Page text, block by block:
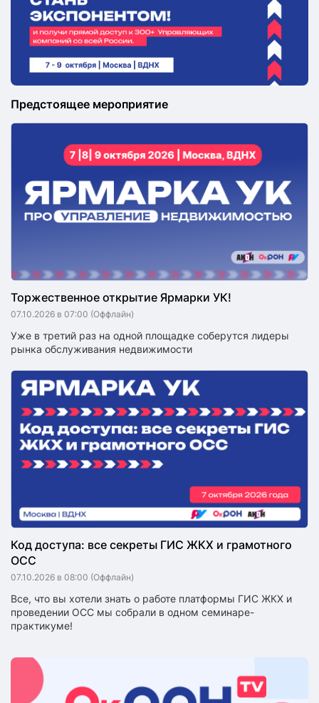
Предстоящее мероприятие
Торжественное открытие Ярмарки УК!
07.10.2026 в 07:00 (Оффлайн)
Уже в третий раз на одной площадке соберутся лидеры
рынка обслуживания недвижимости
Код доступа: все секреты ГИС ЖКХ и грамотного
ОСС
07.10.2026 в 08:00 (Оффлайн)
Все, что вы хотели знать о работе платформы ГИС ЖКХ и
проведении ОСС мы собрали в одном семинаре-
практикуме!